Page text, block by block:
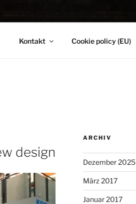
Kontakt Cookie policy (EU)
design
ARCHIV
Dezember 2025
März 2017
Januar 2017